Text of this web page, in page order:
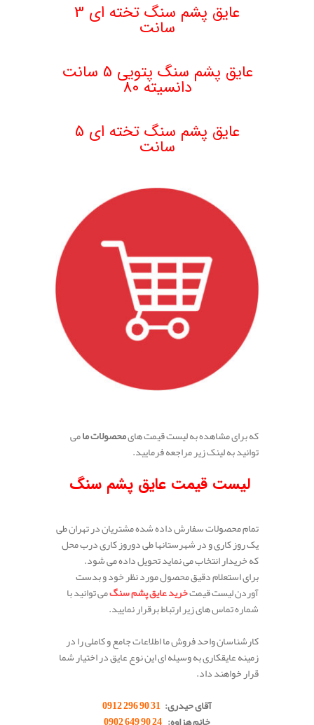
عایق پشم سنگ تخته ای 3
سانت
عایق پشم سنگ پتویی 5 سانت
دانسیته 80
عایق پشم سنگ تخته ای 5
سانت
که برای مشاهده به لیست قیمت هایمحصولات مامی
توانید به لینک زیر مراجعه فرمایید.
لیستقیمت عایق پشم سنگ
تمام محصولات سفارش داده شده مشتریان در تهران طی
یک روز کاری و در شهرستانها طی دوروز کاری درب محل
که خریدار انتخاب می نماید تحویل داده می شود.
برای استعلام دقیق محصول مورد نظر خود و بدست
آوردن لیست قیمتخرید عایق پشم سنگمی توانید با
شماره تماس های زیر ارتباط برقرار نمایید.
کارشناسان واحد فروش ما اطلاعات جامع و کاملی را در
زمینه عایقکاری به وسیله ای این نوع عایق در اختیار شما
قرار خواهند داد.
آقای حیدری: 31 90 296 0912